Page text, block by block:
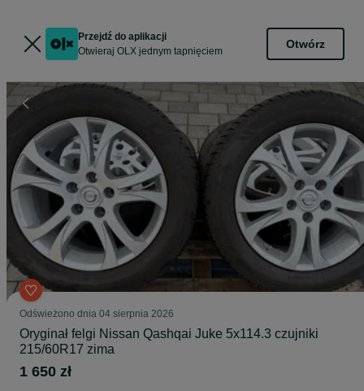
Przejdź do aplikacji
Otwieraj OLX jednym tapnięciem
Otwórz
Odświeżono dnia 04 sierpnia 2026
Oryginał felgi Nissan Qashqai Juke 5x114.3 czujniki
215/60R17 zima
1 650 zł